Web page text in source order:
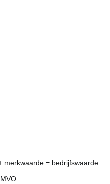
merkwaarde = bedrijfswaarde